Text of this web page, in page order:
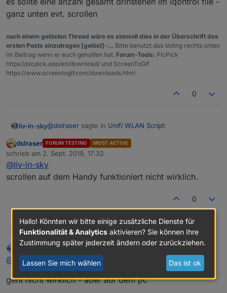
ganz unten evt. scrollen
nach einem gelösten Thread wäre es sinnvoll dies in der Überschrift des
ersten Posts einzutragen [gelöst]-... Bitte benutzt das Voting rechts unten
im Beitrag wenn er euch geholfen hat. Forum-Tools: PicPick
https://picpick.app/en/download/ und ScreenToGif
https://www.screentogif.com/downloads.html
0
liv-in-sky@dslraser sagte in Unifi WLAN Script:
@liv-in-sky
mir ne Liste, aber da steht dann ja keine Anzahl
gesamt und die Ausgabe ist noch nicht so ganz
es sollte eine anzahl gesamt drinstehen im iqontrol
file - ganz unten evt. scrollen
Offline
dslraser FORUM TESTING MOST ACTIVE
schrieb am 2. Sept. 2019, 17:32
zuletzt editiert von
@liv-in-sky
scrollen auf dem Handy funktioniert nicht wirklich.
0
dslraser@liv-in-sky
scrollen auf dem Handy funktioniert nicht wirklich.
Offline
liv-in-skyschrieb am 2. Sept. 2019, 17:33
@ dslraserhast recht
geht nicht wirklich - aber auf dem pc
Hallo! Könnten wir bitte einige zusätzliche Dienste für
Funktionalität & Analytics aktivieren? Sie können Ihre
Zustimmung später jederzeit ändern oder zurückziehen.
Lassen Sie mich wählen Das ist ok